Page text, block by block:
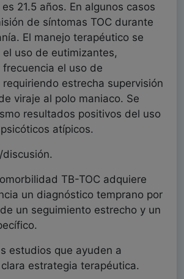
21.5 años. En algunos casos
de síntomas TOC durante
El manejo terapéutico se
uso de eutimizantes,
el uso de
estrecha supervisión
viraje al polo maniaco. Se
resultados positivos del uso
atípicos.
discusión.
TB-TOC adquiere
un diagnóstico temprano por
un seguimiento estrecho y un
estudios que ayuden a
estrategia terapéutica.